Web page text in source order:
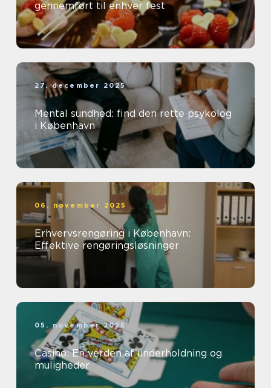
gennemført til enhver fest
27. december 2025
Mental sundhed: find den rette psykolog
i København
06. november 2025
Erhvervsrengøring i København:
Effektive rengøringsløsninger
05. november 2025
Casino: En verden af underholdning og
muligheder